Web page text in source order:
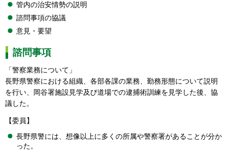
管内の治安情勢の説明
諮問事項の協議
意見・要望
諮問事項
「警察業務について」
長野県警察における組織、各部各課の業務、勤務形態について説明
を行い、岡谷署施設見学及び道場での逮捕術訓練を見学した後、協
議した。
【委員】
長野県警には、想像以上に多くの所属や警察署があることが分か
った。